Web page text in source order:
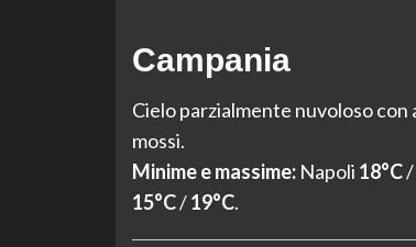
Campania
Cielo parzialmente nuvoloso
mossi.
Minime e massime:Napoli 18°C/
15°C/19°C.